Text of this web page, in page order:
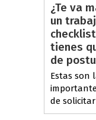
¿Te va
un
tienes
de
Estas son
de